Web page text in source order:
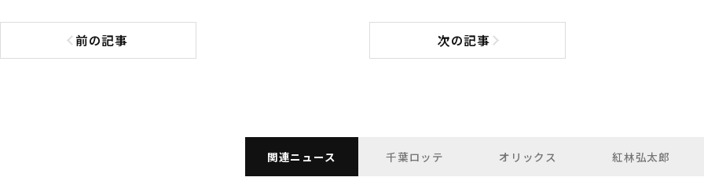
前の記事
前の記事へ 次の記事次の記事へ
関連ニュース 千葉ロッテ オリックス 紅林弘太郎